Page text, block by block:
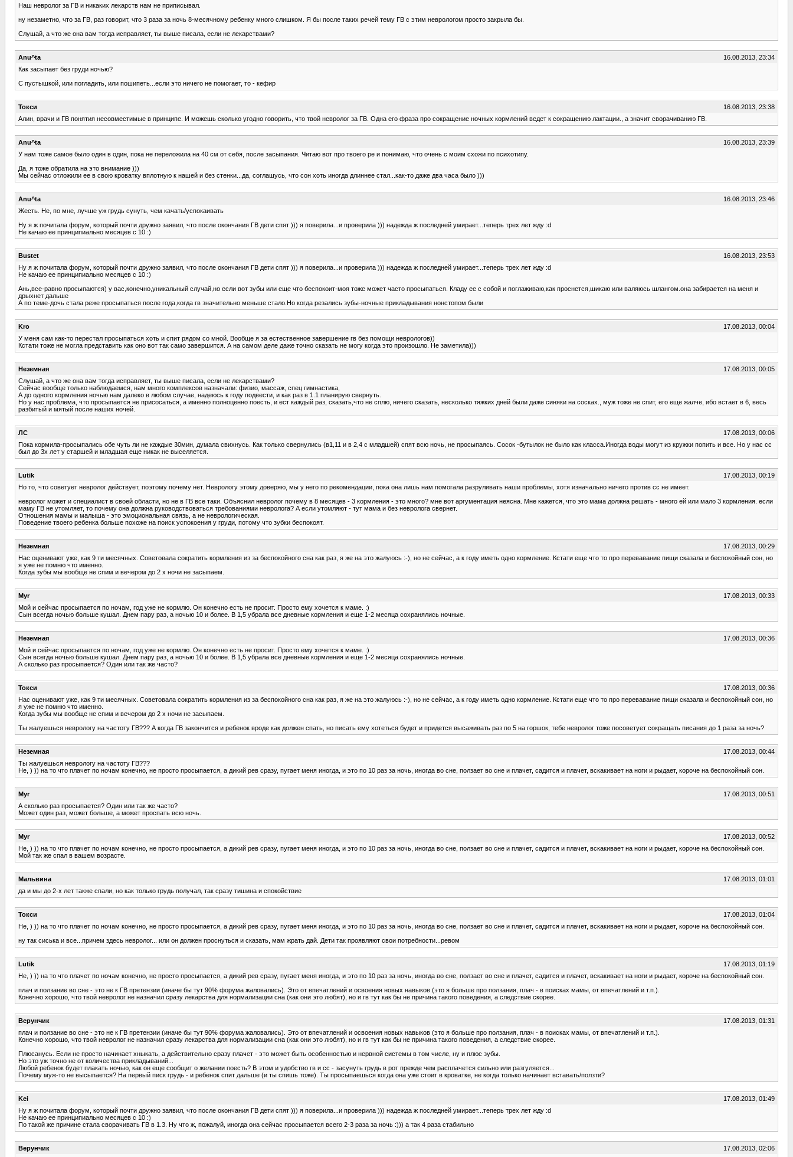
Наш невролог за ГВ и никаких лекарств нам не приписывал.
ну незаметно, что за ГВ, раз говорит, что 3 раза за ночь 8-месячному ребенку много слишком. Я бы после таких речей тему ГВ с этим неврологом просто закрыла бы.
Слушай, а что же она вам тогда исправляет, ты выше писала, если не лекарствами?
Anu^ta
16.08.2013, 23:34
Как засыпает без груди ночью?
С пустышкой, или погладить, или пошипеть...если это ничего не помогает, то - кефир
Токси
16.08.2013, 23:38
Алин, врачи и ГВ понятия несовместимые в принципе. И можешь сколько угодно говорить, что твой невролог за ГВ. Одна его фраза про сокращение ночных кормлений ведет к сокращению лактации., а значит сворачиванию ГВ.
Anu^ta
16.08.2013, 23:39
У нам тоже самое было один в один, пока не переложила на 40 см от себя, после засыпания. Читаю вот про твоего ре и понимаю, что очень с моим схожи по психотипу.
Да, я тоже обратила на это внимание )))
Мы сейчас отложили ее в свою кроватку вплотную к нашей и без стенки...да, соглашусь, что сон хоть иногда длиннее стал...как-то даже два часа было )))
Anu^ta
16.08.2013, 23:46
Жесть. Не, по мне, лучше уж грудь сунуть, чем качать/успокаивать
Ну я ж почитала форум, который почти дружно заявил, что после окончания ГВ дети спят ))) я поверила...и проверила ))) надежда ж последней умирает...теперь трех лет жду :d
Не качаю ее принципиально месяцев с 10 :)
Bustet
16.08.2013, 23:53
Ну я ж почитала форум, который почти дружно заявил, что после окончания ГВ дети спят ))) я поверила...и проверила ))) надежда ж последней умирает...теперь трех лет жду :d
Не качаю ее принципиально месяцев с 10 :)
Ань,все-равно просыпаются) у вас,конечно,уникальный случай,но если вот зубы или еще что беспокоит-моя тоже может часто просыпаться. Кладу ее с собой и поглаживаю,как проснется,шикаю или валяюсь шлангом.она забирается на меня и
дрыхнет дальше
А по теме-дочь стала реже просыпаться после года,когда гв значительно меньше стало.Но когда резались зубы-ночные прикладывания нонстопом были
Kro
17.08.2013, 00:04
У меня сам как-то перестал просыпаться хоть и спит рядом со мной. Вообще я за естественное завершение гв без помощи неврологов))
Кстати тоже не могла представить как оно вот так само завершится. А на самом деле даже точно сказать не могу когда это произошло. Не заметила)))
Неземная
17.08.2013, 00:05
Слушай, а что же она вам тогда исправляет, ты выше писала, если не лекарствами?
Сейчас вообще только наблюдаемся, нам много комплексов назначали: физио, массаж, спец гимнастика,
А до одного кормления ночью нам далеко в любом случае, надеюсь к году подвести, и как раз в 1.1 планирую свернуть.
Но у нас проблема, что просыпается не присосаться, а именно полноценно поесть, и ест каждый раз, сказать,что не сплю, ничего сказать, несколько тяжких дней были даже синяки на сосках., муж тоже не спит, его еще жалче, ибо встает в 6, весь
разбитый и мятый после наших ночей.
ЛС
17.08.2013, 00:06
Пока кормила-просыпались обе чуть ли не каждые 30мин, думала свихнусь. Как только свернулись (в1,11 и в 2,4 с младшей) спят всю ночь, не просыпаясь. Сосок -бутылок не было как класса.Иногда воды могут из кружки попить и все. Но у нас сс
был до 3х лет у старшей и младшая еще никак не выселяется.
Lutik
17.08.2013, 00:19
Но то, что советует невролог действует, поэтому почему нет. Неврологу этому доверяю, мы у него по рекомендации, пока она лишь нам помогала разруливать наши проблемы, хотя изначально ничего против сс не имеет.
невролог может и специалист в своей области, но не в ГВ все таки. Объяснил невролог почему в 8 месяцев - 3 кормления - это много? мне вот аргументация неясна. Мне кажется, что это мама должна решать - много ей или мало 3 кормления. если
маму ГВ не утомляет, то почему она должна руководствоваться требованиями невролога? А если утомляют - тут мама и без невролога свернет.
Отношения мамы и малыша - это эмоциональная связь, а не неврологическая.
Поведение твоего ребенка больше похоже на поиск успокоения у груди, потому что зубки беспокоят.
Неземная
17.08.2013, 00:29
Нас оценивают уже, как 9 ти месячных. Советовала сократить кормления из за беспокойного сна как раз, я же на это жалуюсь :-), но не сейчас, а к году иметь одно кормление. Кстати еще что то про перевавание пищи сказала и беспокойный сон, но
я уже не помню что именно.
Когда зубы мы вообще не спим и вечером до 2 х ночи не засыпаем.
Myr
17.08.2013, 00:33
Мой и сейчас просыпается по ночам, год уже не кормлю. Он конечно есть не просит. Просто ему хочется к маме. :)
Сын всегда ночью больше кушал. Днем пару раз, а ночью 10 и более. В 1,5 убрала все дневные кормления и еще 1-2 месяца сохранялись ночные.
Неземная
17.08.2013, 00:36
Мой и сейчас просыпается по ночам, год уже не кормлю. Он конечно есть не просит. Просто ему хочется к маме. :)
Сын всегда ночью больше кушал. Днем пару раз, а ночью 10 и более. В 1,5 убрала все дневные кормления и еще 1-2 месяца сохранялись ночные.
А сколько раз просыпается? Один или так же часто?
Токси
17.08.2013, 00:36
Нас оценивают уже, как 9 ти месячных. Советовала сократить кормления из за беспокойного сна как раз, я же на это жалуюсь :-), но не сейчас, а к году иметь одно кормление. Кстати еще что то про перевавание пищи сказала и беспокойный сон, но
я уже не помню что именно.
Когда зубы мы вообще не спим и вечером до 2 х ночи не засыпаем.
Ты жалуешься неврологу на частоту ГВ??? А когда ГВ закончится и ребенок вроде как должен спать, но писать ему хотеться будет и придется высаживать раз по 5 на горшок, тебе невролог тоже посоветует сокращать писания до 1 раза за ночь?
Неземная
17.08.2013, 00:44
Ты жалуешься неврологу на частоту ГВ???
Не, ) )) на то что плачет по ночам конечно, не просто просыпается, а дикий рев сразу, пугает меня иногда, и это по 10 раз за ночь, иногда во сне, ползает во сне и плачет, садится и плачет, вскакивает на ноги и рыдает, короче на беспокойный сон.
Myr
17.08.2013, 00:51
А сколько раз просыпается? Один или так же часто?
Может один раз, может больше, а может проспать всю ночь.
Myr
17.08.2013, 00:52
Не, ) )) на то что плачет по ночам конечно, не просто просыпается, а дикий рев сразу, пугает меня иногда, и это по 10 раз за ночь, иногда во сне, ползает во сне и плачет, садится и плачет, вскакивает на ноги и рыдает, короче на беспокойный сон.
Мой так же спал в вашем возрасте.
Мальвина
17.08.2013, 01:01
да и мы до 2-х лет также спали, но как только грудь получал, так сразу тишина и спокойствие
Токси
17.08.2013, 01:04
Не, ) )) на то что плачет по ночам конечно, не просто просыпается, а дикий рев сразу, пугает меня иногда, и это по 10 раз за ночь, иногда во сне, ползает во сне и плачет, садится и плачет, вскакивает на ноги и рыдает, короче на беспокойный сон.
ну так сиська и все...причем здесь невролог... или он должен проснуться и сказать, мам жрать дай. Дети так проявляют свои потребности...ревом
Lutik
17.08.2013, 01:19
Не, ) )) на то что плачет по ночам конечно, не просто просыпается, а дикий рев сразу, пугает меня иногда, и это по 10 раз за ночь, иногда во сне, ползает во сне и плачет, садится и плачет, вскакивает на ноги и рыдает, короче на беспокойный сон.
плач и ползание во сне - это не к ГВ претензии (иначе бы тут 90% форума жаловались). Это от впечатлений и освоения новых навыков (это я больше про ползания, плач - в поисках мамы, от впечатлений и т.п.).
Конечно хорошо, что твой невролог не назначил сразу лекарства для нормализации сна (как они это любят), но и гв тут как бы не причина такого поведения, а следствие скорее.
Верунчик
17.08.2013, 01:31
плач и ползание во сне - это не к ГВ претензии (иначе бы тут 90% форума жаловались). Это от впечатлений и освоения новых навыков (это я больше про ползания, плач - в поисках мамы, от впечатлений и т.п.).
Конечно хорошо, что твой невролог не назначил сразу лекарства для нормализации сна (как они это любят), но и гв тут как бы не причина такого поведения, а следствие скорее.
Плюсанусь. Если не просто начинает хныкать, а действительно сразу плачет - это может быть особенностью и нервной системы в том числе, ну и плюс зубы.
Но это уж точно не от количества прикладываний...
Любой ребенок будет плакать ночью, как он еще сообщит о желании поесть? В этом и удобство гв и сс - засунуть грудь в рот прежде чем расплачется сильно или разгуляется...
Почему муж-то не высыпается? На первый писк грудь - и ребенок спит дальше (и ты спишь тоже). Ты просыпаешься когда она уже стоит в кроватке, не когда только начинает вставать/ползти?
Kei
17.08.2013, 01:49
Ну я ж почитала форум, который почти дружно заявил, что после окончания ГВ дети спят ))) я поверила...и проверила ))) надежда ж последней умирает...теперь трех лет жду :d
Не качаю ее принципиально месяцев с 10 :)
По такой же причине стала сворачивать ГВ в 1.3. Ну что ж, пожалуй, иногда она сейчас просыпается всего 2-3 раза за ночь :))) а так 4 раза стабильно
Верунчик
17.08.2013, 02:06